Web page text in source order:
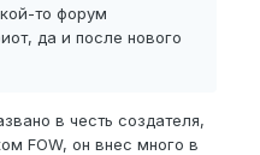
то форум
да и после нового
в честь создателя,
FOW, он внес много в